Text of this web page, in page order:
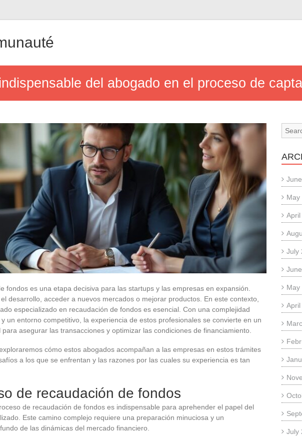
del abogado en el proceso de
fondos es una etapa decisiva para las startups y las empresas en expansión.
desarrollo, acceder a nuevos mercados o mejorar productos. En este contexto,
especializado en recaudación de fondos es esencial. Con una complejidad
un entorno competitivo, la experiencia de estos profesionales se convierte en un
asegurar las transacciones y optimizar las condiciones de financiamiento.
cómo estos abogados acompañan a las empresas en estos trámites
a los que se enfrentan y las razones por las cuales su experiencia es tan
de recaudación de fondos
de recaudación de fondos es indispensable para aprehender el papel del
Este camino complejo requiere una preparación minuciosa y un
de las dinámicas del mercado financiero.
May
July
May
July